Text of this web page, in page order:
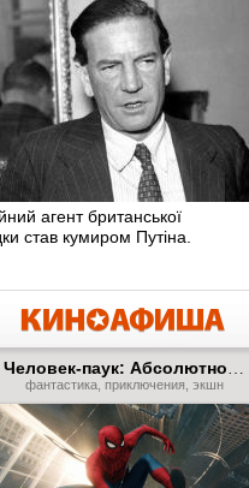
агент британської
став кумиром Путіна.